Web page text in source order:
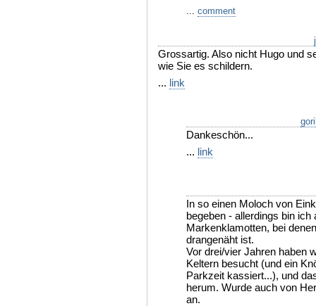
... comment
Grossartig. Also nicht Hugo und
wie Sie es schildern.
... link
Dankeschön...
... link
In so einen Moloch von
begeben - allerdings bin
Markenklamotten, bei
drangenäht ist.
Vor drei/vier Jahren haben
Keltern besucht (und ein
Parkzeit kassiert...), und
herum. Wurde auch von
an.